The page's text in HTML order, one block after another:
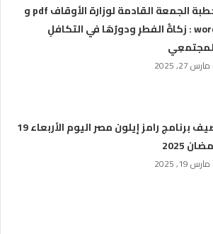
خطبة الجمعة القادمة لوزارة الأوقاف pdf و
word : زكاةُ الفطرِ ودورُهَا في التكافلِ
مارس 27, 2025
ضيف برنامج رامز إيلون مصر اليوم الأربعاء 19
2025
مارس 19, 2025